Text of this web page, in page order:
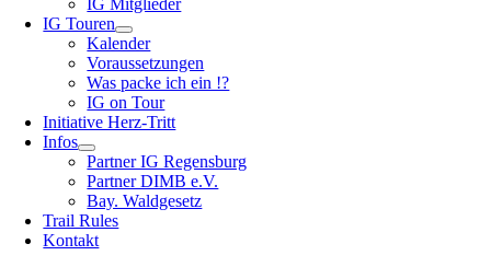
IG Mitglieder
IG Touren
Kalender
Voraussetzungen
Was packe ich ein !?
IG on Tour
Initiative Herz-Tritt
Infos
Partner IG Regensburg
Partner DIMB e.V.
Bay. Waldgesetz
Trail Rules
Kontakt